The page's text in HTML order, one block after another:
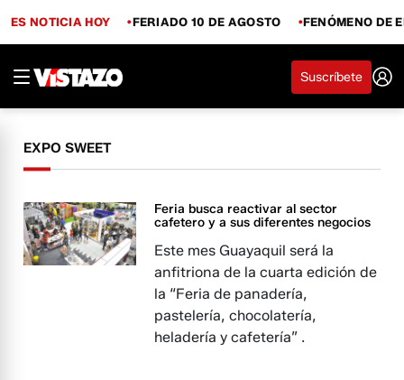
ES NOTICIA HOY FERIADO 10 DE AGOSTO FENÓMENO DE
Suscríbete
EXPO SWEET
Feria busca reactivar al sector
cafetero y a sus diferentes negocios
Este mes Guayaquil será la
anfitriona de la cuarta edición de
la “Feria de panadería,
pastelería, chocolatería,
heladería y cafetería” .